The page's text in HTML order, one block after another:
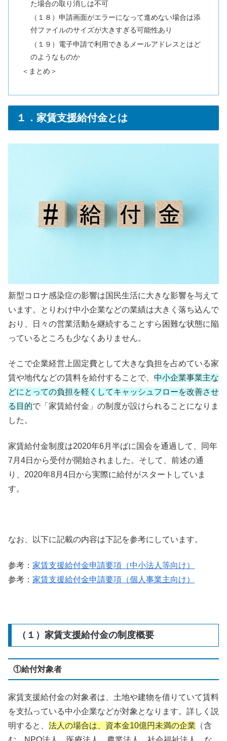
た場合の取り消しは不可
（１８）申請画面がエラーになって進めない場合は添
付ファイルのサイズが大きすぎる可能性あり
（１９）電子申請で利用できるメールアドレスとはど
のようなものか
＜まとめ＞
１．家賃支援給付金とは
新型コロナ感染症の影響は国民生活に大きな影響を与えて
います。とりわけ中小企業などの業績は大きく落ち込んで
おり、日々の営業活動を継続することすら困難な状態に陥
っているところも少なくありません。
そこで企業経営上固定費として大きな負担を占めている家
賃や地代などの賃料を給付することで、 中小企業事業主な
どにとっての負担を軽くしてキャッシュフローを改善させ
る目的で「家賃給付金」の制度が設けられることになりま
した。
家賃給付金制度は2020年6月半ばに国会を通過して、同年
7月4日から受付が開始されました。そして、前述の通
り、2020年8月4日から実際に給付がスタートしていま
す。
なお、以下に記載の内容は下記を参考にしています。
参考： 家賃支援給付金申請要項（中小法人等向け）
参考： 家賃支援給付金申請要項（個人事業主向け）
（１）家賃支援給付金の制度概要
①給付対象者
家賃支援給付金の対象者は、土地や建物を借りていて賃料
を支払っている中小企業などが対象となります。詳しく説
明すると、 法人の場合は、資本金10億円未満の企業 （含